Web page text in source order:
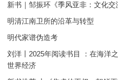
新书｜邹振环《季风亚非：文化交
明清江南卫所的沿革与转型
明代家谱伪造考
刘洋丨2025年阅读书目 ：在海
世界经济